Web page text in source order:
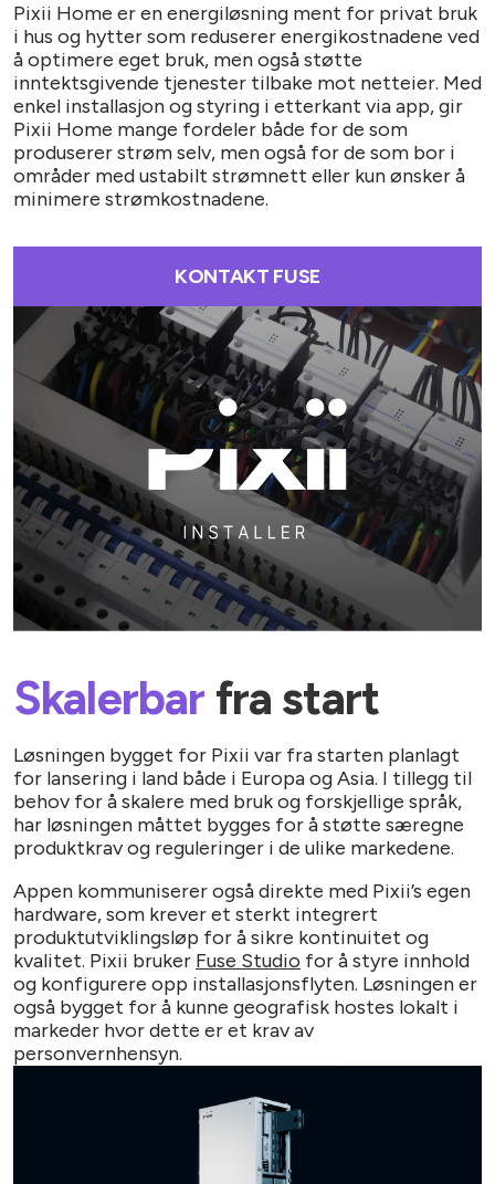
Pixii Home er en energiløsning ment for privat bruk
i hus og hytter som reduserer energikostnadene ved
å optimere eget bruk, men også støtte
inntektsgivende tjenester tilbake mot netteier. Med
enkel installasjon og styring i etterkant via app, gir
Pixii Home mange fordeler både for de som
produserer strøm selv, men også for de som bor i
områder med ustabilt strømnett eller kun ønsker å
minimere strømkostnadene.
KONTAKT FUSE
Skalerbar fra start
Løsningen bygget for Pixii var fra starten planlagt
for lansering i land både i Europa og Asia. I tillegg til
behov for å skalere med bruk og forskjellige språk,
har løsningen måttet bygges for å støtte særegne
produktkrav og reguleringer i de ulike markedene.
Appen kommuniserer også direkte med Pixii’s egen
hardware, som krever et sterkt integrert
produktutviklingsløp for å sikre kontinuitet og
kvalitet. Pixii bruker Fuse Studio for å styre innhold
og konfigurere opp installasjonsflyten. Løsningen er
også bygget for å kunne geografisk hostes lokalt i
markeder hvor dette er et krav av
personvernhensyn.